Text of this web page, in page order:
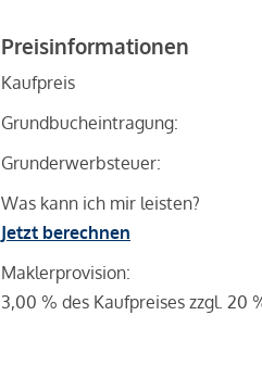
Preisinformationen
Kaufpreis
Grundbucheintragung:
Grunderwerbsteuer:
Was kann ich mir leisten?
Jetzt berechnen
Maklerprovision:
3,00 % des Kaufpreises zzgl. 20